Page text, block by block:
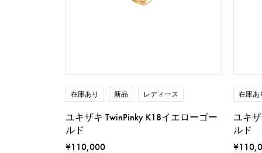
在庫あり 新品 レディース
ユキザキ TwinPinky K18イエローゴー
ルド
¥110,000
在庫あ
ユキ
ルド